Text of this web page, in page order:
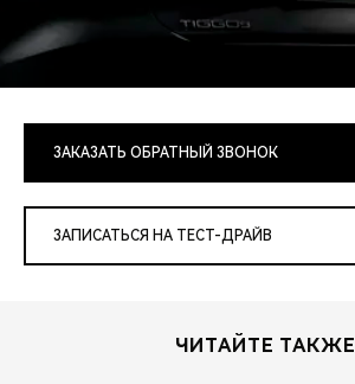
ЗАКАЗАТЬ ОБРАТНЫЙ ЗВОНОК
ЗАПИСАТЬСЯ НА ТЕСТ-ДРАЙВ
ЧИТАЙТЕ ТАКЖЕ